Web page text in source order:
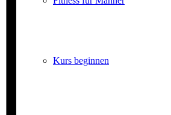
Kurs beginnen